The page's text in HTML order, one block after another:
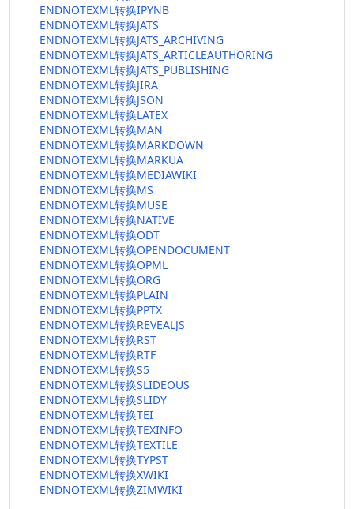
ENDNOTEXML转换IPYNB
ENDNOTEXML转换JATS
ENDNOTEXML转换JATS_ARCHIVING
ENDNOTEXML转换JATS_ARTICLEAUTHORING
ENDNOTEXML转换JATS_PUBLISHING
ENDNOTEXML转换JIRA
ENDNOTEXML转换JSON
ENDNOTEXML转换LATEX
ENDNOTEXML转换MAN
ENDNOTEXML转换MARKDOWN
ENDNOTEXML转换MARKUA
ENDNOTEXML转换MEDIAWIKI
ENDNOTEXML转换MS
ENDNOTEXML转换MUSE
ENDNOTEXML转换NATIVE
ENDNOTEXML转换ODT
ENDNOTEXML转换OPENDOCUMENT
ENDNOTEXML转换OPML
ENDNOTEXML转换ORG
ENDNOTEXML转换PLAIN
ENDNOTEXML转换PPTX
ENDNOTEXML转换REVEALJS
ENDNOTEXML转换RST
ENDNOTEXML转换RTF
ENDNOTEXML转换S5
ENDNOTEXML转换SLIDEOUS
ENDNOTEXML转换SLIDY
ENDNOTEXML转换TEI
ENDNOTEXML转换TEXINFO
ENDNOTEXML转换TEXTILE
ENDNOTEXML转换TYPST
ENDNOTEXML转换XWIKI
ENDNOTEXML转换ZIMWIKI